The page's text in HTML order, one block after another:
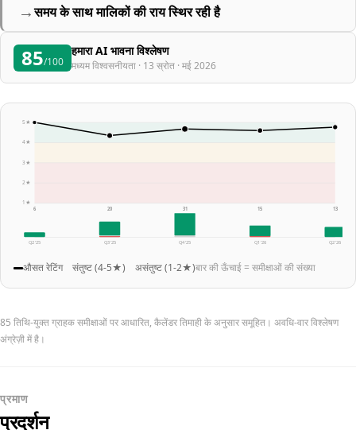
→समय के साथ मालिकों की राय स्थिर रही है
85/100
हमारा AI भावना विश्लेषण
मध्यम विश्वसनीयता · 13 स्रोत · मई 2026
1★
2★
3★
4★
5★
6 20 31 15 13
Q2 '25 Q3 '25 Q4 '25 Q1 '26 Q2 '26
औसत रेटिंग संतुष्ट (4-5★) असंतुष्ट (1-2★)बार की ऊँचाई = समीक्षाओं की संख्या
85 तिथि-युक्त ग्राहक समीक्षाओं पर आधारित, कैलेंडर तिमाही के अनुसार समूहित। अवधि-वार विश्लेषण
अंग्रेज़ी में है।
प्रमाण
प्रदर्शन